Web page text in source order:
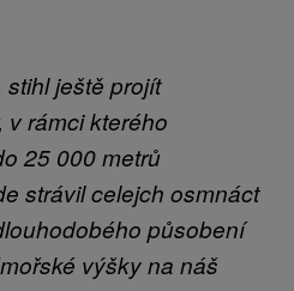
ještě projít
v rámci kterého
25 000 metrů
strávil celejch osmnáct
působení
výšky na náš